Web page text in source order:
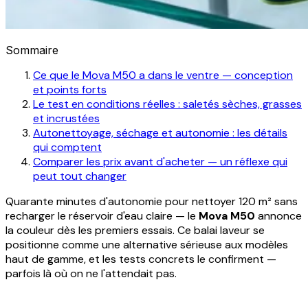
Sommaire
Ce que le Mova M50 a dans le ventre — conception
et points forts
Le test en conditions réelles : saletés sèches, grasses
et incrustées
Autonettoyage, séchage et autonomie : les détails
qui comptent
Comparer les prix avant d'acheter — un réflexe qui
peut tout changer
Quarante minutes d'autonomie pour nettoyer 120 m² sans
recharger le réservoir d'eau claire — le Mova M50 annonce
la couleur dès les premiers essais. Ce balai laveur se
positionne comme une alternative sérieuse aux modèles
haut de gamme, et les tests concrets le confirment —
parfois là où on ne l'attendait pas.